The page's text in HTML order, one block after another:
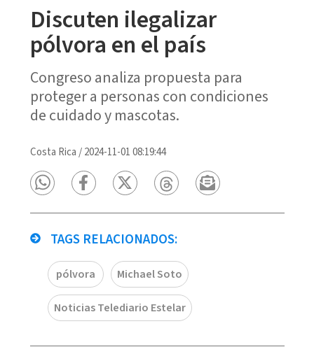
Discuten ilegalizar
pólvora en el país
Congreso analiza propuesta para
proteger a personas con condiciones
de cuidado y mascotas.
Costa Rica /2024-11-01 08:19:44
TAGS RELACIONADOS:
pólvora Michael Soto
Noticias Telediario Estelar